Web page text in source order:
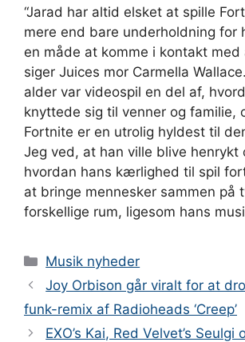
“Jarad har altid elsket at spille
mere end bare underholdning for
en måde at komme i kontakt med
siger Juices mor Carmella
alder var videospil en del af,
knyttede sig til venner og familie,
Fortnite er en utrolig hyldest til
Jeg ved, at han ville blive henrykt
hvordan hans kærlighed til spil
at bringe mennesker sammen på
forskellige rum, ligesom hans
Kategorier
Musik nyheder
Joy Orbison går viralt for at
funk-remix af Radioheads ‘Creep’
EXO’s Kai, Red Velvet’s Seulgi